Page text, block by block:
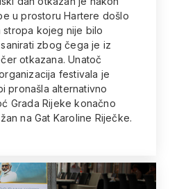
u prostoru Hartere došlo
stropa kojeg nije bilo
zbog čega je iz
otkazana. Unatoč
festivala je
pronašla alternativno
Grada Rijeke konačno
na Gat Karoline Riječke.